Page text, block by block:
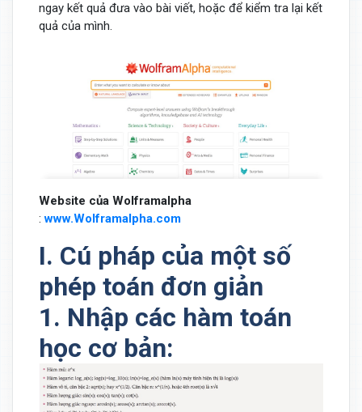
ngay kết quả đưa vào bài viết, hoặc để kiểm tra lại kết
quả của mình.
Website của Wolframalpha
:www.Wolframalpha.com
I. Cú pháp của một số
phép toán đơn giản
1. Nhập các hàm toán
học cơ bản: